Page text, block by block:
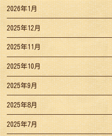
2026年1月
2025年12月
2025年11月
2025年10月
2025年9月
2025年8月
2025年7月